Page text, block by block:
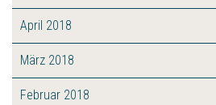
April 2018
März 2018
Februar 2018